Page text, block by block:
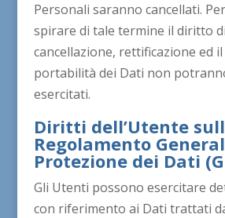
Personali saranno cancellati.
spirare di tale termine il diritto
cancellazione, rettificazione ed
portabilità dei Dati non
esercitati.
Diritti dell’Utente
Regolamento
Protezione dei Dati
Gli Utenti possono esercitare
con riferimento ai Dati trattati